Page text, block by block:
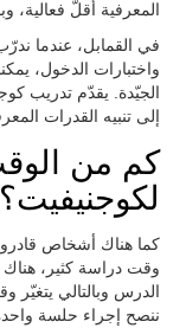
المعرفية أقلّ فعالية،
في القمابل، عندما
واختبارات الدخول،
الجيّدة. يقدّم تدريب
إلى تنبيه القدرات
كم من
لكوجنيفيت؟
كما هناك أشخاص
وقت دراسة كثير،
الدرس وبالتالي